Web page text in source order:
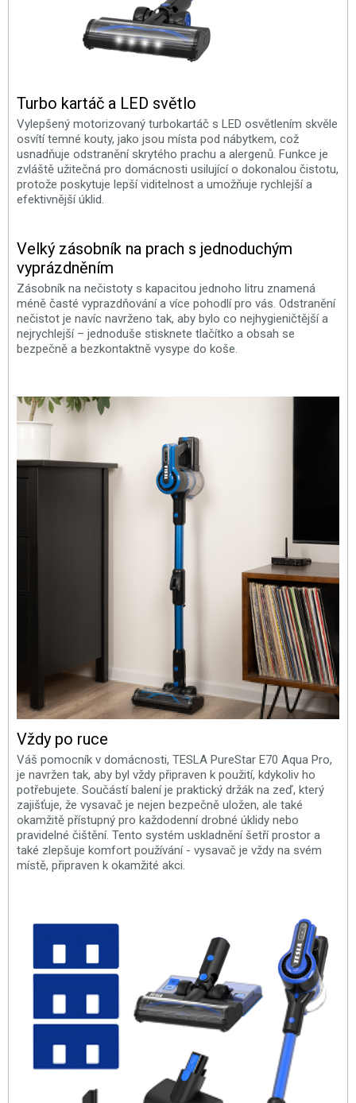
Turbo kartáč a LED světlo
Vylepšený motorizovaný turbokartáč s LED osvětlením skvěle
osvítí temné kouty, jako jsou místa pod nábytkem, což
usnadňuje odstranění skrytého prachu a alergenů. Funkce je
zvláště užitečná pro domácnosti usilující o dokonalou čistotu,
protože poskytuje lepší viditelnost a umožňuje rychlejší a
efektivnější úklid.
Velký zásobník na prach s jednoduchým
vyprázdněním
Zásobník na nečistoty s kapacitou jednoho litru znamená
méně časté vyprazdňování a více pohodlí pro vás. Odstranění
nečistot je navíc navrženo tak, aby bylo co nejhygieničtější a
nejrychlejší – jednoduše stisknete tlačítko a obsah se
bezpečně a bezkontaktně vysype do koše.
Vždy po ruce
Váš pomocník v domácnosti, TESLA PureStar E70 Aqua Pro,
je navržen tak, aby byl vždy připraven k použití, kdykoliv ho
potřebujete. Součástí balení je praktický držák na zeď, který
zajišťuje, že vysavač je nejen bezpečně uložen, ale také
okamžitě přístupný pro každodenní drobné úklidy nebo
pravidelné čištění. Tento systém uskladnění šetří prostor a
také zlepšuje komfort používání - vysavač je vždy na svém
místě, připraven k okamžité akci.